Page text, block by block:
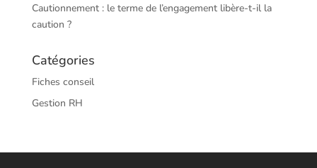
Cautionnement : le terme de l’engagement libère-t-il la
caution ?
Catégories
Fiches conseil
Gestion RH